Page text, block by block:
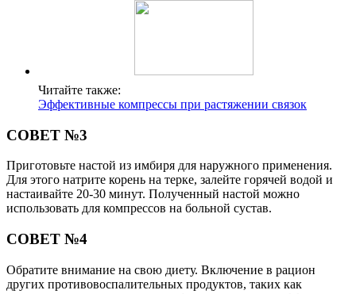
Читайте также:
Эффективные компрессы при растяжении связок
СОВЕТ №3
Приготовьте настой из имбиря для наружного применения.
Для этого натрите корень на терке, залейте горячей водой и
настаивайте 20-30 минут. Полученный настой можно
использовать для компрессов на больной сустав.
СОВЕТ №4
Обратите внимание на свою диету. Включение в рацион
других противовоспалительных продуктов, таких как